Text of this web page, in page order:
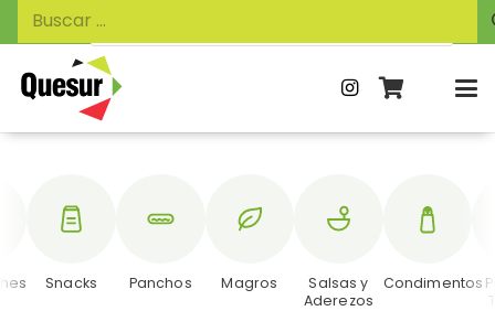
de
productos
Buscar:
Snacks Panchos Magros
Salsas y
Aderezos
Condimentos